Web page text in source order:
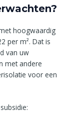
hoogwaardig
per m². Dat is
van uw
met andere
voor een